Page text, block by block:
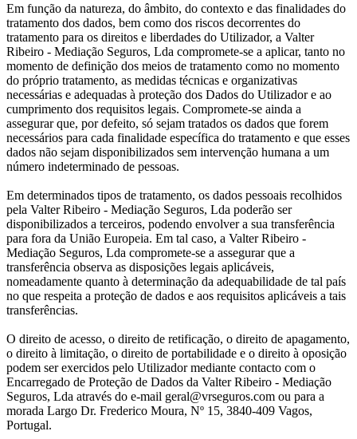
Em função da natureza, do âmbito, do contexto e das finalidades do
tratamento dos dados, bem como dos riscos decorrentes do
tratamento para os direitos e liberdades do Utilizador, a Valter
Ribeiro - Mediação Seguros, Lda compromete-se a aplicar, tanto no
momento de definição dos meios de tratamento como no momento
do próprio tratamento, as medidas técnicas e organizativas
necessárias e adequadas à proteção dos Dados do Utilizador e ao
cumprimento dos requisitos legais. Compromete-se ainda a
assegurar que, por defeito, só sejam tratados os dados que forem
necessários para cada finalidade específica do tratamento e que esses
dados não sejam disponibilizados sem intervenção humana a um
número indeterminado de pessoas.
Em determinados tipos de tratamento, os dados pessoais recolhidos
pela Valter Ribeiro - Mediação Seguros, Lda poderão ser
disponibilizados a terceiros, podendo envolver a sua transferência
para fora da União Europeia. Em tal caso, a Valter Ribeiro -
Mediação Seguros, Lda compromete-se a assegurar que a
transferência observa as disposições legais aplicáveis,
nomeadamente quanto à determinação da adequabilidade de tal país
no que respeita a proteção de dados e aos requisitos aplicáveis a tais
transferências.
O direito de acesso, o direito de retificação, o direito de apagamento,
o direito à limitação, o direito de portabilidade e o direito à oposição
podem ser exercidos pelo Utilizador mediante contacto com o
Encarregado de Proteção de Dados da Valter Ribeiro - Mediação
Seguros, Lda através do e-mail geral@vrseguros.com ou para a
morada Largo Dr. Frederico Moura, Nº 15, 3840-409 Vagos,
Portugal.